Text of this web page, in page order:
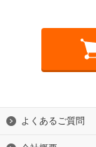
よくあるご質問